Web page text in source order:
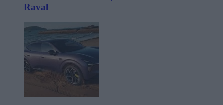
Raval